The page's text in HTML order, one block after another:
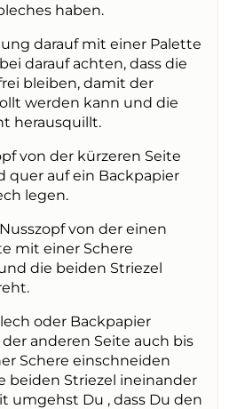
haben.
darauf mit einer Palette
darauf achten, dass die
bleiben, damit der
werden kann und die
herausquillt.
von der kürzeren Seite
quer auf ein Backpapier
legen.
von der einen
mit einer Schere
die beiden Striezel
oder Backpapier
anderen Seite auch bis
Schere einschneiden
beiden Striezel ineinander
umgehst Du , dass Du den